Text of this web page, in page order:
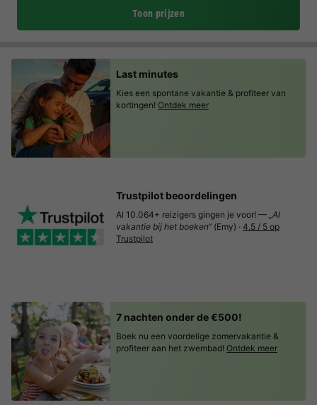
Toon prijzen
Last minutes
Kies een spontane vakantie & profiteer van
kortingen! Ontdek meer
Trustpilot beoordelingen
Al 10.064+ reizigers gingen je voor! — „Al
vakantie bij het boeken“ (Emy) · 4.5 / 5 op
Trustpilot
7 nachten onder de €500!
Boek nu een voordelige zomervakantie &
profiteer aan het zwembad! Ontdek meer